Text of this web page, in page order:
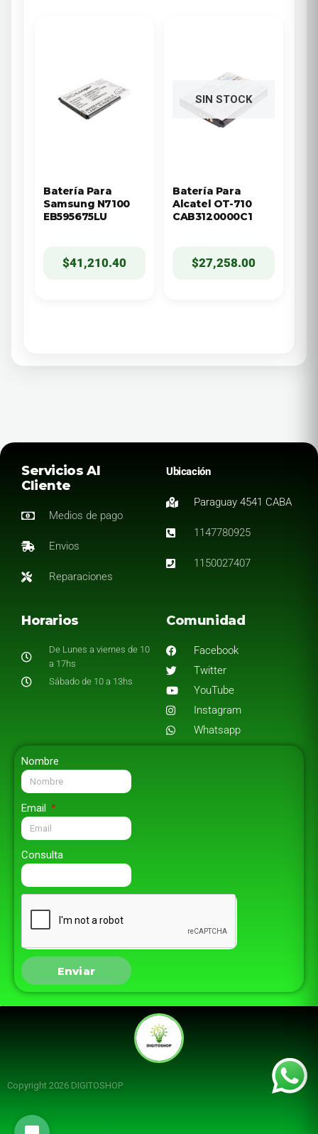
Batería Para
Samsung N7100
EB595675LU
$41,210.40
SIN STOCK
Batería Para
Alcatel OT-710
CAB3120000C1
$27,258.00
Servicios Al
Cliente
Medios de pago
Envios
Reparaciones
Ubicación
Paraguay 4541 CABA
1147780925
1150027407
Horarios
De Lunes a viernes de 10
a 17hs
Sábado de 10 a 13hs
Comunidad
Facebook
Twitter
YouTube
Instagram
Whatsapp
Nombre
Email
Consulta
Enviar
Copyright 2026 DIGITOSHOP